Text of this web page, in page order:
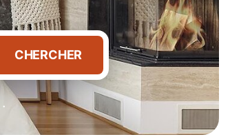
CHERCHER
·